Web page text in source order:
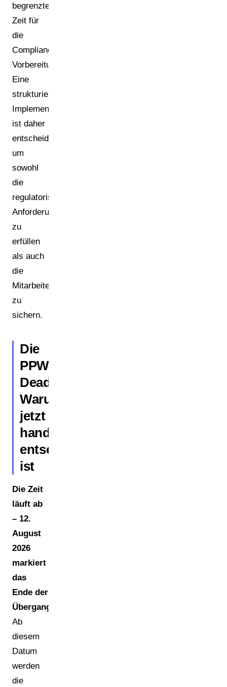
begrenzte
Zeit für
die
Compliance-
Vorbereitung.
Eine
strukturierte
Implementierungsstrategie
ist daher
entscheidend,
um
sowohl
die
regulatorischen
Anforderungen
zu
erfüllen
als auch
die
Mitarbeiterakzeptanz
zu
sichern.
Die
PPWR-
Deadline:
Warum
jetzt
handeln
entscheidend
ist
Die Zeit
läuft ab
– 12.
August
2026
markiert
das
Ende der
Übergangszeit.
Ab
diesem
Datum
werden
die